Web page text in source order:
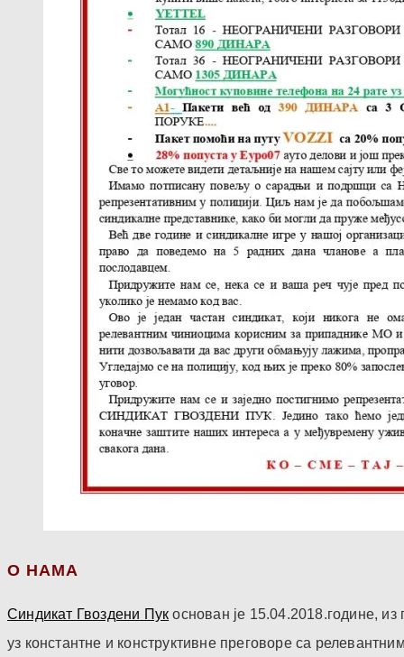
О НАМА
Синдикат Гвоздени Пук основан је 15.04.2018.године,
уз константне и конструктивне преговоре са